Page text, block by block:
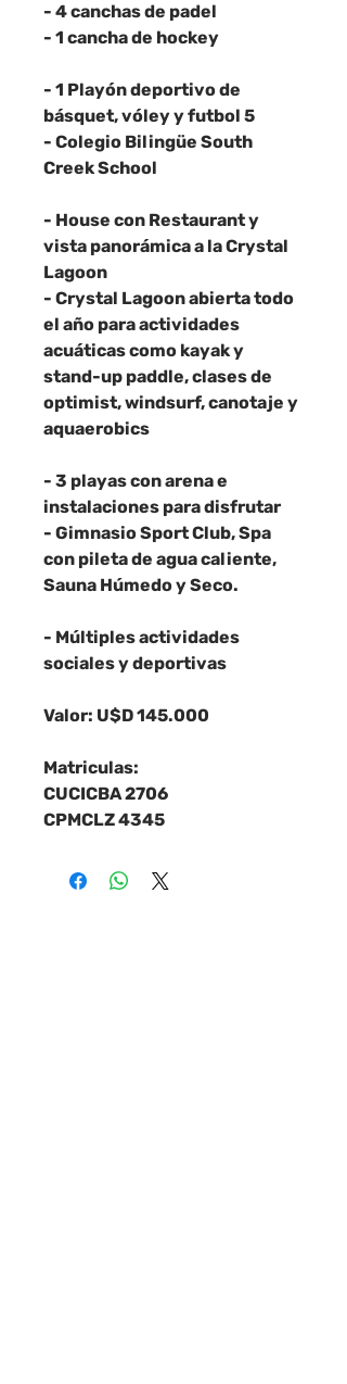
- 4 canchas de padel
- 1 cancha de hockey
- 1 Playón deportivo de
básquet, vóley y futbol 5
- Colegio Bilingüe South
Creek School
- House con Restaurant y
vista panorámica a la Crystal
Lagoon
- Crystal Lagoon abierta todo
el año para actividades
acuáticas como kayak y
stand-up paddle, clases de
optimist, windsurf, canotaje y
aquaerobics
- 3 playas con arena e
instalaciones para disfrutar
- Gimnasio Sport Club, Spa
con pileta de agua caliente,
Sauna Húmedo y Seco.
- Múltiples actividades
sociales y deportivas
Valor: U$D 145.000
Matriculas:
CUCICBA 2706
CPMCLZ 4345